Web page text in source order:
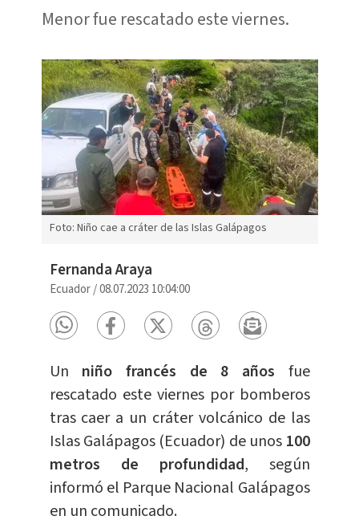
Menor fue rescatado este viernes.
Foto: Niño cae a cráter de las Islas Galápagos
Fernanda Araya
Ecuador/08.07.2023 10:04:00
Un niño francés de 8 años fue
rescatado este viernes por bomberos
tras caer a un cráter volcánico de las
Islas Galápagos (Ecuador) de unos 100
metros de profundidad, según
informó el Parque Nacional Galápagos
en un comunicado.